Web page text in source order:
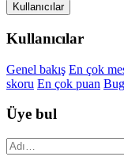
Kullanıcılar
Kullanıcılar
Genel bakış En çok
skoru En çok puan
Üye bul